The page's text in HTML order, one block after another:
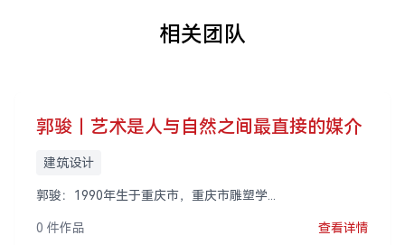
相关团队
郭骏｜艺术是人与自然之间最直接的媒介
建筑设计
郭骏：1990年生于重庆市，重庆市雕塑学...
0 件作品 查看详情